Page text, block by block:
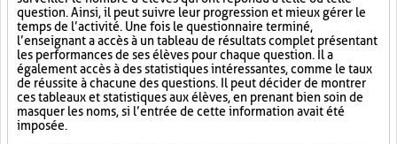
question. Ainsi, il peut suivre leur progression et mieux gérer le
temps de l’activité. Une fois le questionnaire terminé,
l’enseignant a accès à un tableau de résultats complet présentant
les performances de ses élèves pour chaque question. Il a
également accès à des statistiques intéressantes, comme le taux
de réussite à chacune des questions. Il peut décider de montrer
ces tableaux et statistiques aux élèves, en prenant bien soin de
masquer les noms, si l’entrée de cette information avait été
imposée.